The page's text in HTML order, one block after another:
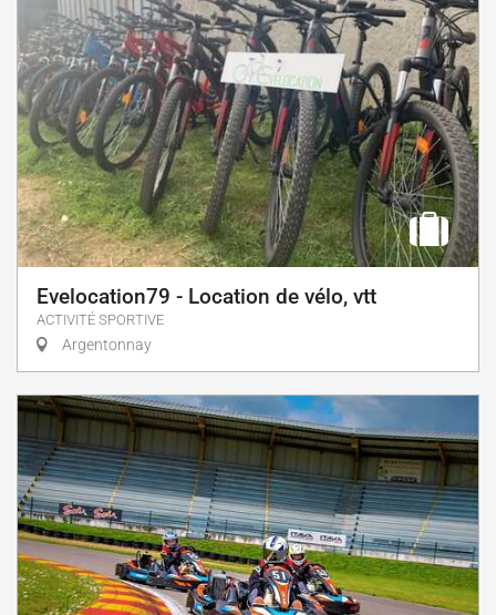
Evelocation79 - Location de vélo, vtt
ACTIVITÉ SPORTIVE
Argentonnay